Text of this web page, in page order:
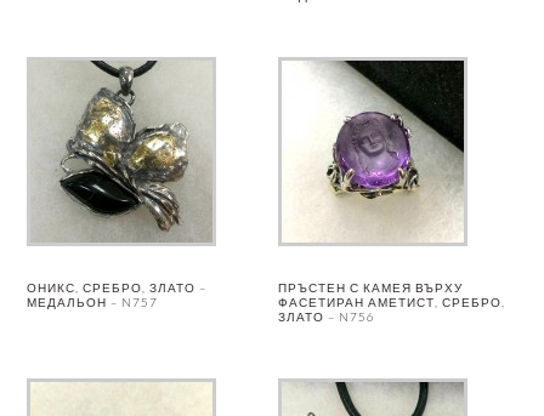
ОНИКС, СРЕБРО, ЗЛАТО –
МЕДАЛЬОН – N757
ПРЪСТЕН С КАМЕЯ ВЪРХУ
ФАСЕТИРАН АМЕТИСТ, СРЕБРО,
ЗЛАТО – N756